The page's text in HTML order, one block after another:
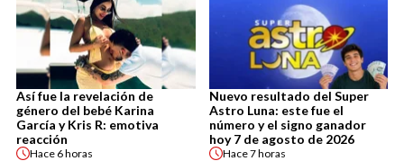
Así fue la revelación de
género del bebé Karina
García y Kris R: emotiva
reacción
Hace 6 horas
Nuevo resultado del Super
Astro Luna: este fue el
número y el signo ganador
hoy 7 de agosto de 2026
Hace7 horas